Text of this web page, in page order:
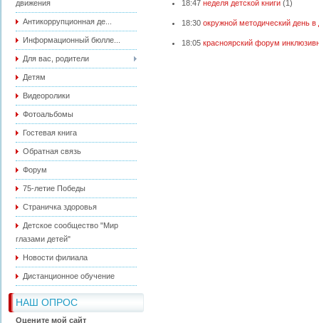
движения
Антикоррупционная де...
Информационный бюлле...
Для вас, родители
Детям
Видеоролики
Фотоальбомы
Гостевая книга
Обратная связь
Форум
75-летие Победы
Страничка здоровья
Детское сообщество "Мир
глазами детей"
Новости филиала
Дистанционное обучение
НАШ ОПРОС
Оцените мой сайт
18:47 неделя детской книги (1)
18:30 окружной методический день
18:05 красноярский форум